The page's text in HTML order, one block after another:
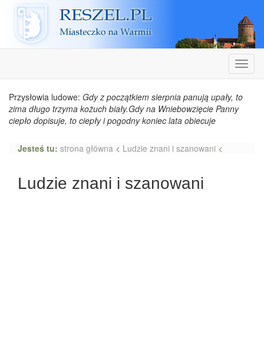
Reszel
Przysłowia ludowe: Gdy z początkiem sierpnia panują upały, to
zima długo trzyma kożuch biały.Gdy na Wniebowzięcie Panny
ciepło dopisuje, to ciepły i pogodny koniec lata obiecuje
Jesteś tu: strona główna < Ludzie znani i szanowani <
Ludzie znani i szanowani